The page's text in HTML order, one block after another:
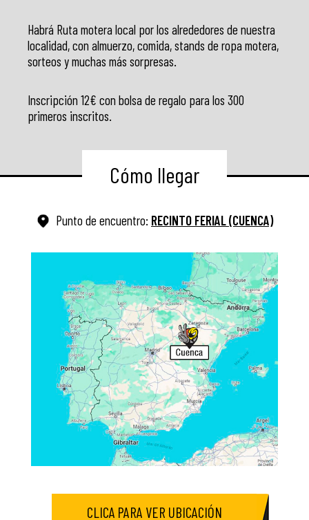
Habrá Ruta motera local por los alrededores de nuestra
localidad, con almuerzo, comida, stands de ropa motera,
sorteos y muchas más sorpresas.
Inscripción 12€ con bolsa de regalo para los 300
primeros inscritos.
Cómo llegar
Punto de encuentro: RECINTO FERIAL (CUENCA)
CLICA PARA VER UBICACIÓN